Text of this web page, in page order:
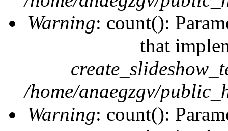
Warning: count():
that
/home/anaegzgv/
Warning: count():